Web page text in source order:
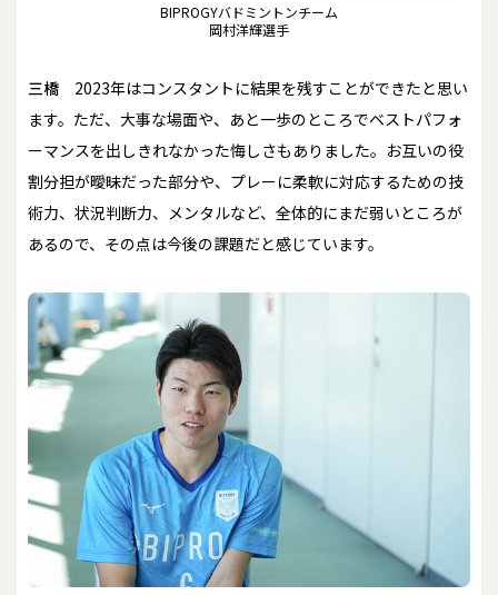
BIPROGYバドミントンチーム
岡村洋輝選手
三橋
2023年はコンスタントに結果を残すことができたと思い
ます。ただ、大事な場面や、あと一歩のところでベストパフォ
ーマンスを出しきれなかった悔しさもありました。お互いの役
割分担が曖昧だった部分や、プレーに柔軟に対応するための技
術力、状況判断力、メンタルなど、全体的にまだ弱いところが
あるので、その点は今後の課題だと感じています。